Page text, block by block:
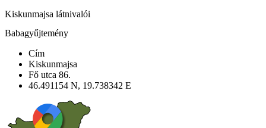
Kiskunmajsa látnivalói
Babagyűjtemény
Cím
Kiskunmajsa
Fő utca 86.
46.491154 N, 19.738342 E